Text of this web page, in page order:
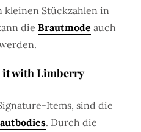
kleinen Stückzahlen in
die Brautmode auch
it with Limberry
Items, sind die
. Durch die